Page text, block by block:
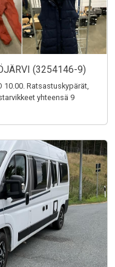
(3254146-9)
10.00. Ratsastuskypärät,
yhteensä 9